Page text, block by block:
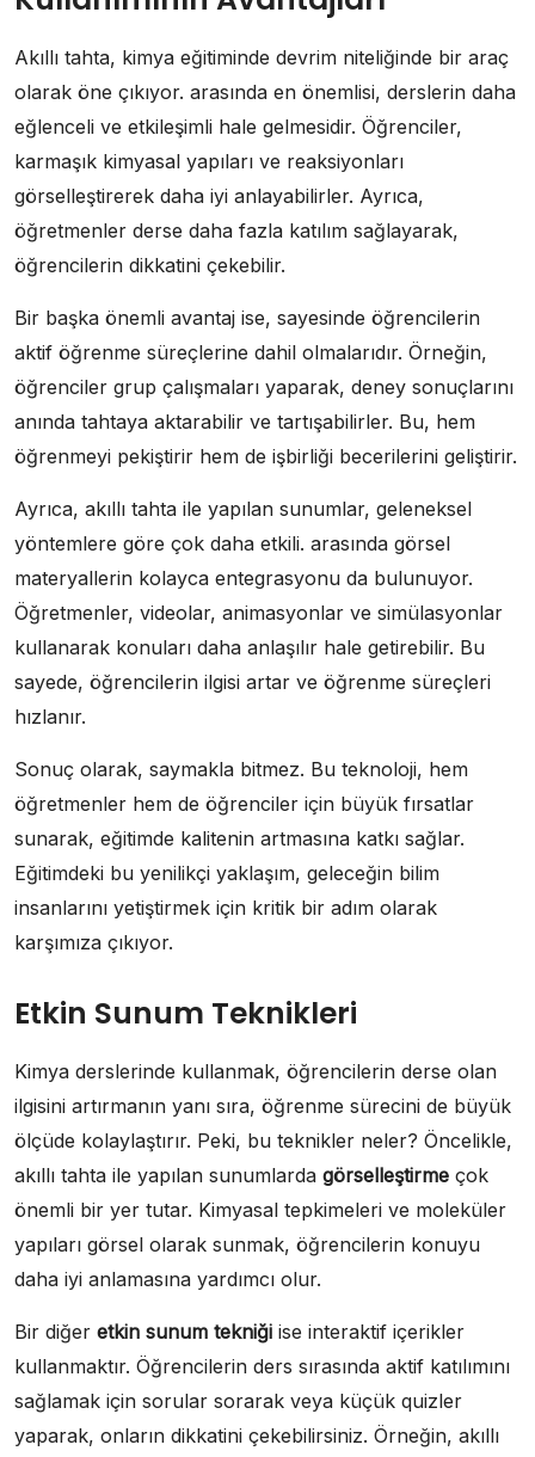
Akıllı tahta, kimya eğitiminde devrim niteliğinde bir araç
olarak öne çıkıyor. arasında en önemlisi, derslerin daha
eğlenceli ve etkileşimli hale gelmesidir. Öğrenciler,
karmaşık kimyasal yapıları ve reaksiyonları
görselleştirerek daha iyi anlayabilirler. Ayrıca,
öğretmenler derse daha fazla katılım sağlayarak,
öğrencilerin dikkatini çekebilir.
Bir başka önemli avantaj ise, sayesinde öğrencilerin
aktif öğrenme süreçlerine dahil olmalarıdır. Örneğin,
öğrenciler grup çalışmaları yaparak, deney sonuçlarını
anında tahtaya aktarabilir ve tartışabilirler. Bu, hem
öğrenmeyi pekiştirir hem de işbirliği becerilerini geliştirir.
Ayrıca, akıllı tahta ile yapılan sunumlar, geleneksel
yöntemlere göre çok daha etkili. arasında görsel
materyallerin kolayca entegrasyonu da bulunuyor.
Öğretmenler, videolar, animasyonlar ve simülasyonlar
kullanarak konuları daha anlaşılır hale getirebilir. Bu
sayede, öğrencilerin ilgisi artar ve öğrenme süreçleri
hızlanır.
Sonuç olarak, saymakla bitmez. Bu teknoloji, hem
öğretmenler hem de öğrenciler için büyük fırsatlar
sunarak, eğitimde kalitenin artmasına katkı sağlar.
Eğitimdeki bu yenilikçi yaklaşım, geleceğin bilim
insanlarını yetiştirmek için kritik bir adım olarak
karşımıza çıkıyor.
Etkin Sunum Teknikleri
Kimya derslerinde kullanmak, öğrencilerin derse olan
ilgisini artırmanın yanı sıra, öğrenme sürecini de büyük
ölçüde kolaylaştırır. Peki, bu teknikler neler? Öncelikle,
akıllı tahta ile yapılan sunumlarda görselleştirme çok
önemli bir yer tutar. Kimyasal tepkimeleri ve moleküler
yapıları görsel olarak sunmak, öğrencilerin konuyu
daha iyi anlamasına yardımcı olur.
Bir diğer etkin sunum tekniği ise interaktif içerikler
kullanmaktır. Öğrencilerin ders sırasında aktif katılımını
sağlamak için sorular sorarak veya küçük quizler
yaparak, onların dikkatini çekebilirsiniz. Örneğin, akıllı